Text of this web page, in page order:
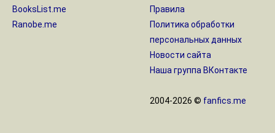
BooksList.me
Ranobe.me
Правила
Политика обработки
персональных данных
Новости сайта
Наша группа ВКонтакте
2004-2026 © fanfics.me